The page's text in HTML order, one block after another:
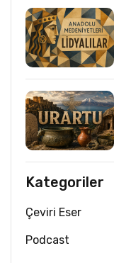
Kategoriler
Çeviri Eser
Podcast